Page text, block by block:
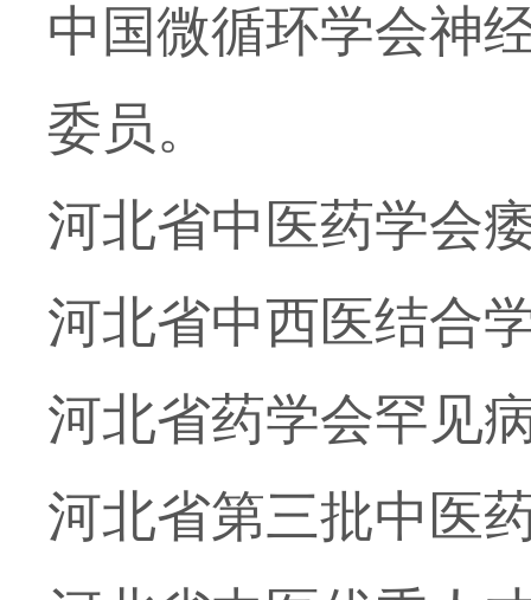
中国微循环学会神
委员。
河北省中医药学会
河北省中西医结合
河北省药学会罕见
河北省第三批中医